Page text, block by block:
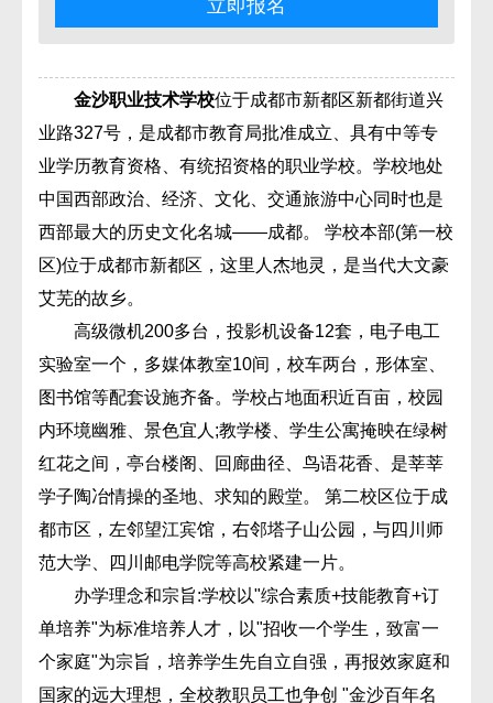
金沙职业技术学校位于成都市新都区新都街道兴
业路327号，是成都市教育局批准成立、具有中等专
业学历教育资格、有统招资格的职业学校。学校地处
中国西部政治、经济、文化、交通旅游中心同时也是
西部最大的历史文化名城――成都。 学校本部(第一校
区)位于成都市新都区，这里人杰地灵，是当代大文豪
艾芜的故乡。
高级微机200多台，投影机设备12套，电子电工
实验室一个，多媒体教室10间，校车两台，形体室、
图书馆等配套设施齐备。学校占地面积近百亩，校园
内环境幽雅、景色宜人;教学楼、学生公寓掩映在绿树
红花之间，亭台楼阁、回廊曲径、鸟语花香、是莘莘
学子陶冶情操的圣地、求知的殿堂。 第二校区位于成
都市区，左邻望江宾馆，右邻塔子山公园，与四川师
范大学、四川邮电学院等高校紧建一片。
办学理念和宗旨:学校以"综合素质+技能教育+订
单培养"为标准培养人才，以"招收一个学生，致富一
个家庭"为宗旨，培养学生先自立自强，再报效家庭和
国家的远大理想，全校教职员工也争创 "金沙百年名